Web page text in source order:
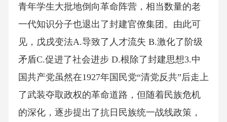
青年学生大批地倒向革命阵营，相当数量的老
一代知识分子也退出了封建官僚集团。由此可
见，戊戌变法A.导致了人才流失 B.激化了阶级
矛盾C.促进了社会进步 D.根除了封建思想3.中
国共产党虽然在1927年国民党“清党反共”后走上
了武装夺取政权的革命道路，但随着民族危机
的深化，逐步提出了抗日民族统一战线政策，